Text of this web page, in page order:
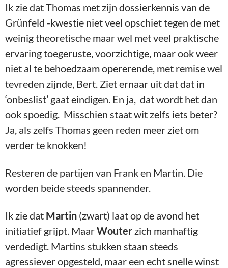
Ik zie dat Thomas met zijn dossierkennis van de
Grünfeld -kwestie niet veel opschiet tegen de met
weinig theoretische maar wel met veel praktische
ervaring toegeruste, voorzichtige, maar ook weer
niet al te behoedzaam opererende, met remise wel
tevreden zijnde, Bert. Ziet ernaar uit dat dat in
‘onbeslist’ gaat eindigen. En ja, dat wordt het dan
ook spoedig. Misschien staat wit zelfs iets beter?
Ja, als zelfs Thomas geen reden meer ziet om
verder te knokken!
Resteren de partijen van Frank en Martin. Die
worden beide steeds spannender.
Ik zie dat Martin (zwart) laat op de avond het
initiatief grijpt. MaarWouter zich manhaftig
verdedigt. Martins stukken staan steeds
agressiever opgesteld, maar een echt snelle winst